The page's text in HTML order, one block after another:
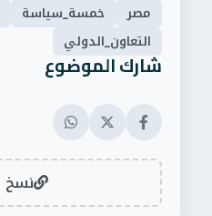
مصر خمسة_سياسة
التعاون_الدولي
شارك الموضوع
نسخ الرابط